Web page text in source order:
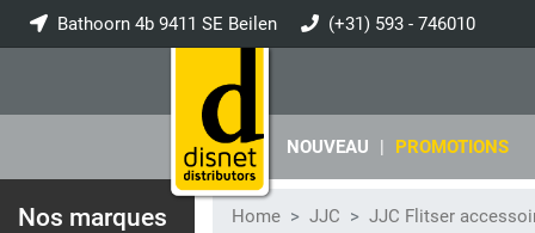
Bathoorn 4b 9411 SE Beilen (+31) 593 - 746010
NOUVEAU | PROMOTIONS
Nos marques Home JJC JJC Flitser